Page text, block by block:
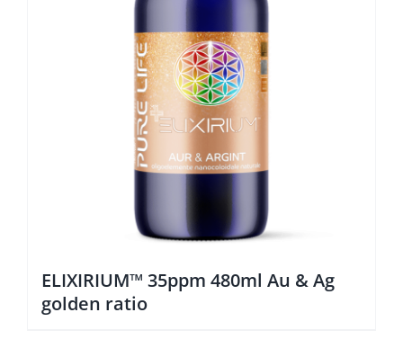
ELIXIRIUM™ 35ppm 480ml Au & Ag
golden ratio